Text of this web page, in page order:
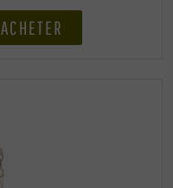
ACHETER